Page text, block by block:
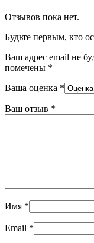
Отзывов пока нет.
Будьте первым, кто
Ваш адрес email не
помечены *
Ваша оценка *
Ваш отзыв *
Имя *
Email *